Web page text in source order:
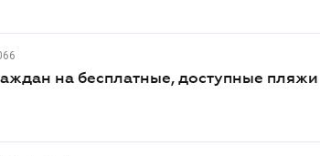
на бесплатные, доступные пляжи